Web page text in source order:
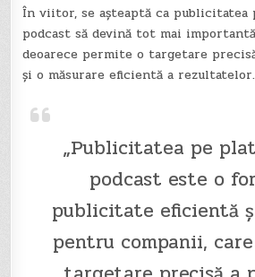
În viitor, se așteaptă ca publicitatea
podcast să devină tot mai
deoarece permite o targetare
și o măsurare eficientă a rezultatelor.
„Publicitatea pe
podcast este o
publicitate eficientă
pentru companii,